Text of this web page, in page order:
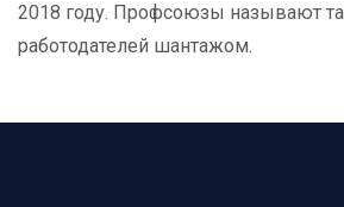
2018 году. Профсоюзы называют
работодателей шантажом.